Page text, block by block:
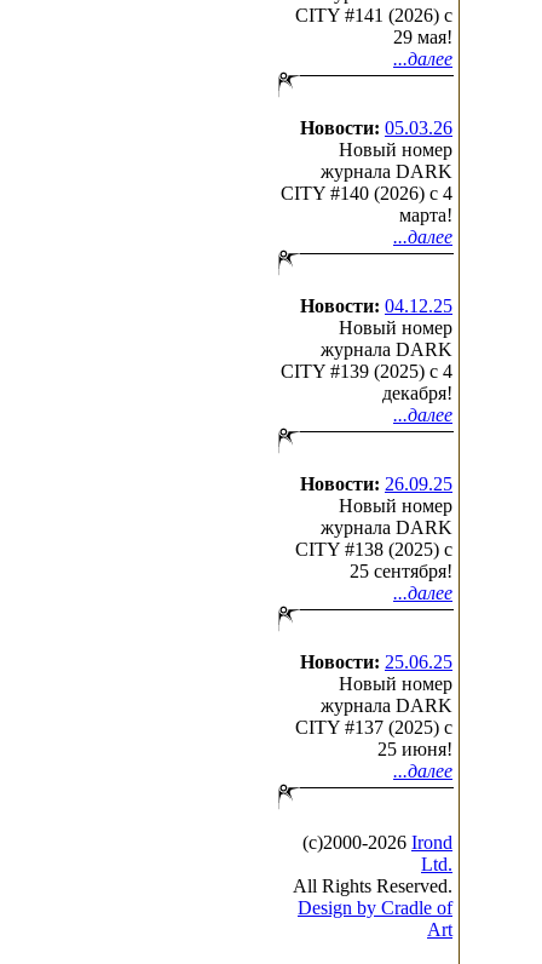
CITY #141 (2026) c
29 мая!
...далее
Новости: 05.03.26
Новый номер
журнала DARK
CITY #140 (2026) c 4
марта!
...далее
Новости: 04.12.25
Новый номер
журнала DARK
CITY #139 (2025) c 4
декабря!
...далее
Новости: 26.09.25
Новый номер
журнала DARK
CITY #138 (2025) c
25 сентября!
...далее
Новости: 25.06.25
Новый номер
журнала DARK
CITY #137 (2025) c
25 июня!
...далее
(с)2000-2026 Irond
Ltd.
All Rights Reserved.
Design by Cradle of
Art